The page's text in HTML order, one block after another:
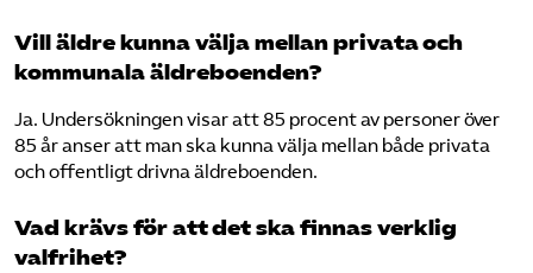
Vill äldre kunna välja mellan privata och
kommunala äldreboenden?
Ja. Undersökningen visar att 85 procent av personer över
85 år anser att man ska kunna välja mellan både privata
och offentligt drivna äldreboenden.
Vad krävs för att det ska finnas verklig
valfrihet?